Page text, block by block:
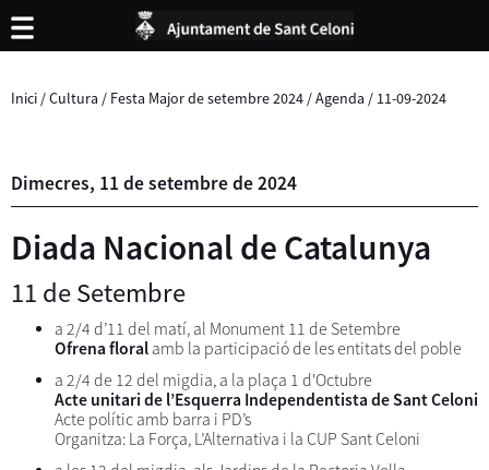
Inici /Cultura / Festa Major de setembre 2024 /Agenda / 11-09-2024
Dimecres, 11 desetembrede2024
Diada Nacional de Catalunya
11 de Setembre
a 2/4 d’11 del matí, al Monument 11 de Setembre
Ofrena floral amb la participació de les entitats del poble
a 2/4 de 12 del migdia, a la plaça 1 d'Octubre
Acte unitari de l’Esquerra Independentista de Sant Celoni
Acte polític amb barra i PD’s
Organitza: La Força, L’Alternativa i la CUP Sant Celoni